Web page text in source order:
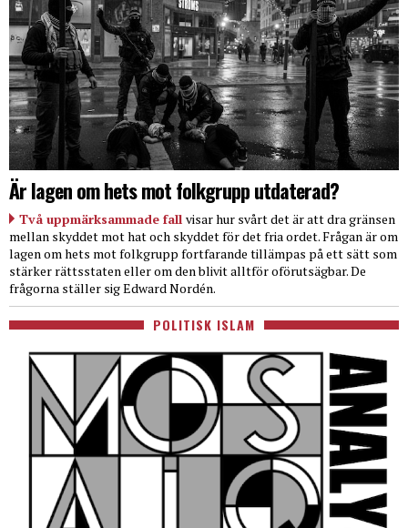
Är lagen om hets mot folkgrupp utdaterad?
Två uppmärksammade fall visar hur svårt det är att dra gränsen
mellan skyddet mot hat och skyddet för det fria ordet. Frågan är om
lagen om hets mot folkgrupp fortfarande tillämpas på ett sätt som
stärker rättsstaten eller om den blivit alltför oförutsägbar. De
frågorna ställer sig Edward Nordén.
POLITISK ISLAM